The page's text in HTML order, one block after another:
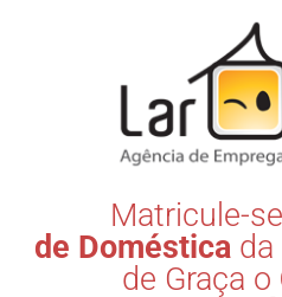
Matricule-
de Doméstica da
de Graça o